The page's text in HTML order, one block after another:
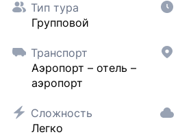
Тип тура
Групповой
Транспорт
Аэропорт – отель –
аэропорт
Сложность
Легко